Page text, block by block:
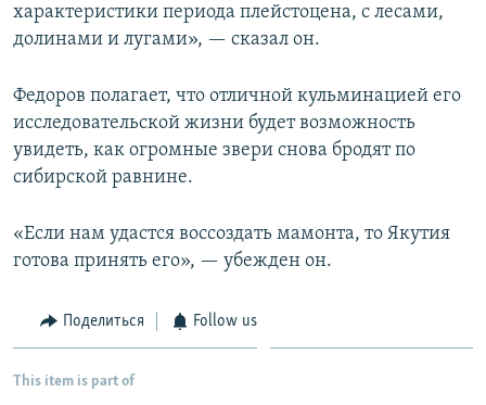
характеристики периода плейстоцена, с лесами,
долинами и лугами», — сказал он.
Федоров полагает, что отличной кульминацией его
исследовательской жизни будет возможность
увидеть, как огромные звери снова бродят по
сибирской равнине.
«Если нам удастся воссоздать мамонта, то Якутия
готова принять его», — убежден он.
Поделиться Follow us
This item is part of